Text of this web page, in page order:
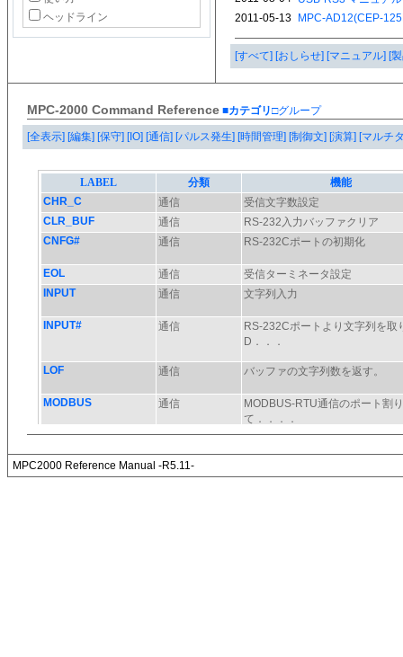
ヘッドライン
[すべて] [おしらせ] [マニュアル] [
MPC-2000 Command Reference ■カテゴリ□グループ
[全表示] [編集] [保守] [IO] [通信] [パルス発生] [時間管理] [制御文] [演算] [マルチ
MPC2000 Reference Manual -R5.11-